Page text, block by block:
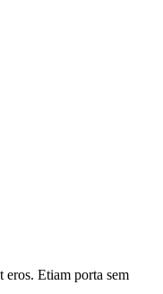
eros. Etiam porta sem